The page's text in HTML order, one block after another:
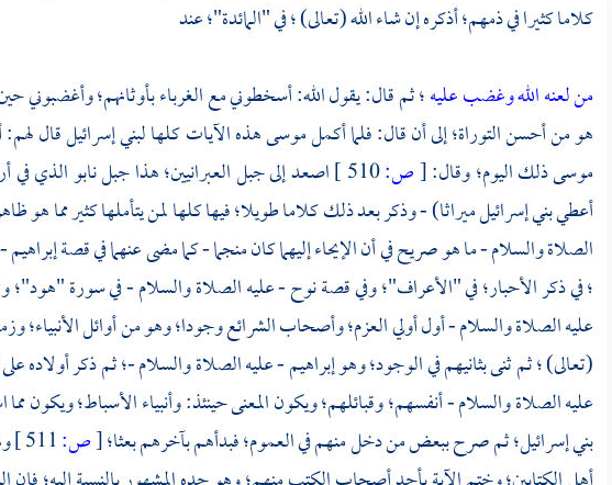
كلاما كثيرا في ذمهم؛ أذكره إن شاء الله (تعالى) ؛ في "المائدة"؛ عند
من لعنه الله وغضب عليه؛ ثم قال: يقول الله: أسخطوني مع الغرباء بأوثانهم؛ وأغضبوني
هو من أحسن التوراة؛ إلى أن قال: فلما أكملموسىهذه الآيات كلها لبني إسرائيل قال
موسىذلك اليوم؛ وقال:[ص:510 ] اصعد إلىجبل العبرانيين؛هذاجبل نابوالذي في
أعطي بني إسرائيل ميراثا) - وذكر بعد ذلك كلاما طويلا؛ فيها كلها لمن يتأملها كثير مما
الصلاة والسلام - ما هو صريح في أن الإيحاء إليهما كان منجما - كما مضى عنهما في قصةإبراهيم
؛ في ذكر الأحبار؛ في "الأعراف"؛ وفي قصةنوح- عليه الصلاة والسلام - في سورة "هود"؛
عليه الصلاة والسلام - أول أولي العزم؛ وأصحاب الشرائع وجودا؛ وهو من أوائل الأنبياء؛
(تعالى) ؛ ثم ثنى بثانيهم في الوجود؛ وهوإبراهيم- عليه الصلاة والسلام -؛ ثم ذكر أولاده
عليه الصلاة والسلام - أنفسهم؛ وقبائلهم؛ ويكون المعنى حينئذ: وأنبياء الأسباط؛ ويكون
بني إسرائيل؛ ثم صرح ببعض من دخل منهم في العموم؛ فبدأهم بآخرهم بعثا؛[ص: